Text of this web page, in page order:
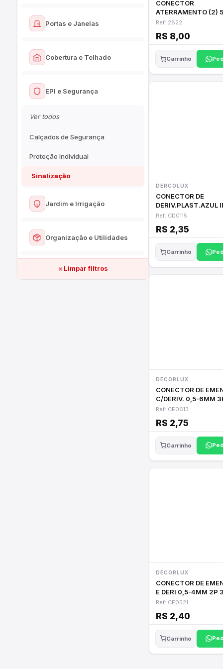
Rolos e Pincéis
Porcelanatos
Pisos e Revestimentos
Ver todos
Assentos Sanitários
Tanques
Acessórios de Banheiro
Portas e Janelas
Ver todos
Janelas e Venezianas
Cobertura e Telhado
Ver todos
EPI e Segurança
Ver todos
Calçados de Segurança
Proteção Individual
Sinalização
Jardim e Irrigação
Ver todos
Telas e Cercas
Organização e Utilidades
Limpar filtros
CONECTOR
ATERRAMENTO (2) 5/8"
TH-12-58
Ref: 2822
R$ 8,00
Carrinho
DERCOLUX
CONECTOR DE
DERIV.PLAST.AZUL
1,5MM 10A 250V
Ref: CD0115
R$ 2,35
Carrinho
DECORLUX
CONECTOR DE
C/DERIV. 0,5-6MM
40A PR/VERM
Ref: CE0613
R$ 2,75
Carrinho
DECORLUX
CONECTOR DE
E DERI 0,5-4MM 2P
PR/AZ
Ref: CE0521
R$ 2,40
Carrinho